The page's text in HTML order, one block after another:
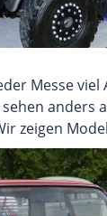
Messe viel
anders
zeigen